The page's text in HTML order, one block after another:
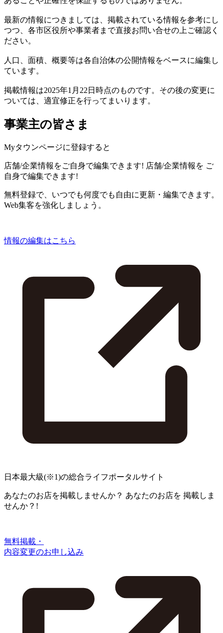
最新の情報につきましては、掲載されている情報を参考にし
つつ、各市区役所や事業者まで直接お問い合せの上ご確認く
ださい。
人口、面積、概要等は各自治体の公開情報をベースに編集し
ています。
掲載情報は2025年1月22日時点のものです。その後の変更に
ついては、適宜修正を行ってまいります。
事業主の皆さま
Myタウンページに登録すると
店舗/企業情報をご自身で編集できます! 店舗/企業情報を ご
自身で編集できます!
無料登録で、いつでも何度でも自由に更新・編集できます。
Web集客を強化しましょう。
情報の編集はこちら
日本最大級(※1)の総合ライフポータルサイト
あなたのお店を掲載しませんか？ あなたのお店を 掲載しま
せんか？!
無料掲載・
内容変更のお申し込み